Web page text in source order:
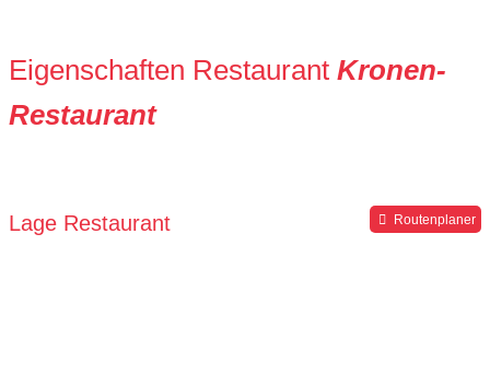
Eigenschaften Restaurant Kronen-
Restaurant
Lage Restaurant Routenplaner